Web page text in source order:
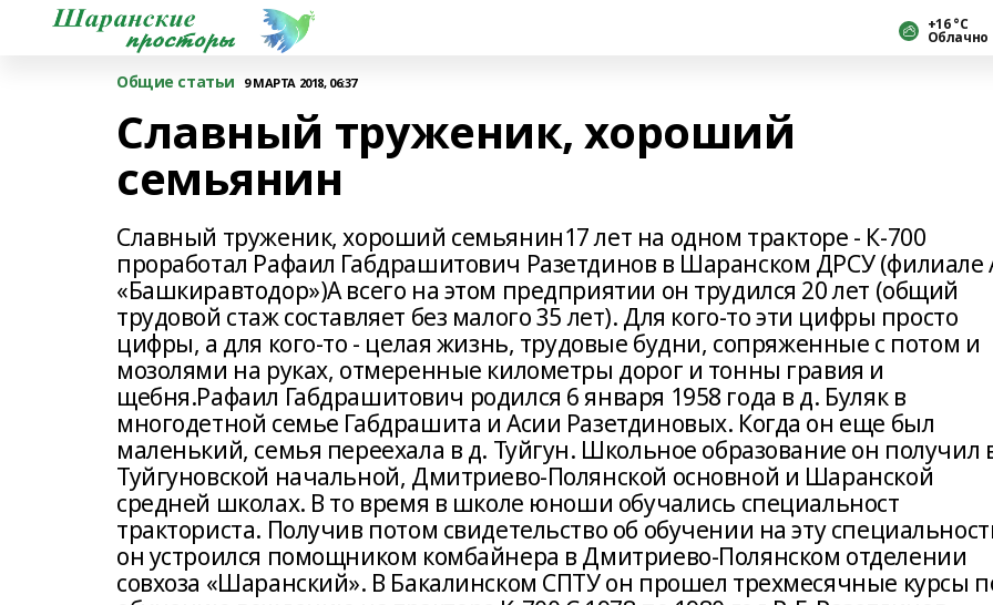
+16 °С
Облачно
Общие статьи 9 МАРТА 2018, 06:37
Славный труженик, хороший
семьянин
Славный труженик, хороший семьянин17 лет на одном тракторе - К-700
проработал Рафаил Габдрашитович Разетдинов в Шаранском ДРСУ (филиале
«Башкиравтодор»)А всего на этом предприятии он трудился 20 лет (общий
трудовой стаж составляет без малого 35 лет). Для кого-то эти цифры просто
цифры, а для кого-то - целая жизнь, трудовые будни, сопряженные с потом и
мозолями на руках, отмеренные километры дорог и тонны гравия и
щебня.Рафаил Габдрашитович родился 6 января 1958 года в д. Буляк в
многодетной семье Габдрашита и Асии Разетдиновых. Когда он еще был
маленький, семья переехала в д. Туйгун. Школьное образование он получил
Туйгуновской начальной, Дмитриево-Полянской основной и Шаранской
средней школах. В то время в школе юноши обучались специальност
тракториста. Получив потом свидетельство об обучении на эту
он устроился помощником комбайнера в Дмитриево-Полянском отделении
совхоза «Шаранский». В Бакалинском СПТУ он прошел трехмесячные курсы